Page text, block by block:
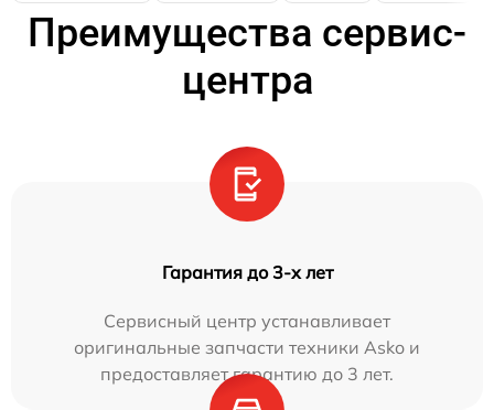
Преимущества сервис-
центра
Гарантия до 3-х лет
Сервисный центр устанавливает
оригинальные запчасти техники Asko и
предоставляет гарантию до 3 лет.